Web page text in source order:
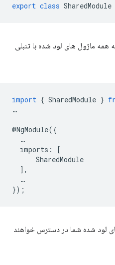
export class SharedModule
همه ماژول های لود شده با تنبلی
import { SharedModule }
…
@NgModule({
…
imports :
[
SharedModule
],
…
});
لود شده شما در دسترس خواهند